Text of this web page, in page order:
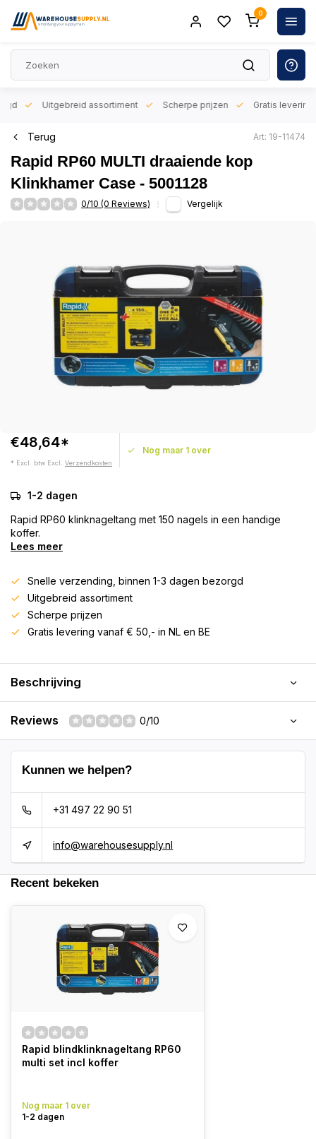
0
Uitgebreid assortiment Scherpe prijzen Gratis levering
Terug Art: 19-11474
Rapid RP60 MULTI draaiende kop
Klinkhamer Case - 5001128
0/10 (0 Reviews) Vergelijk
€48,64*
* Excl. btw Excl. Verzendkosten
Nog maar 1 over
1-2 dagen
Rapid RP60 klinknageltang met 150 nagels in een handige
koffer.
Lees meer
Snelle verzending, binnen 1-3 dagen bezorgd
Uitgebreid assortiment
Scherpe prijzen
Gratis levering vanaf € 50,- in NL en BE
Beschrijving
Reviews 0/10
Kunnen we helpen?
+31 497 22 90 51
info@warehousesupply.nl
Recent bekeken
Rapid blindklinknageltang RP60
multi set incl koffer
Nog maar 1 over
1-2 dagen